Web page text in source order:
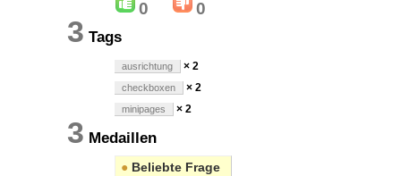
0 0
3 Tags
ausrichtung × 2
checkboxen × 2
minipages × 2
3 Medaillen
● Beliebte Frage